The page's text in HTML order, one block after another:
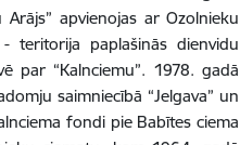
apvienojas ar Ozolnieku
teritorija paplašinās dienvidu
par “Kalnciemu”. 1978. gadā
saimniecībā “Jelgava” un
fondi pie Babītes ciema